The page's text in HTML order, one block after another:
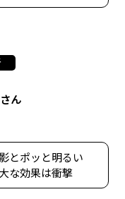
ん
とポッと明るい
な効果は衝撃